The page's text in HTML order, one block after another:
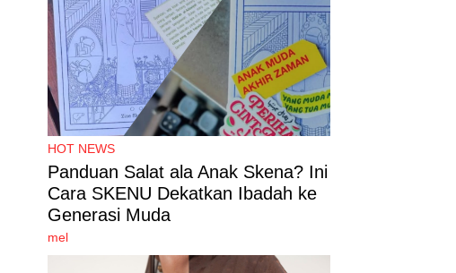
HOT NEWS
Panduan Salat ala Anak Skena? Ini
Cara SKENU Dekatkan Ibadah ke
Generasi Muda
mel